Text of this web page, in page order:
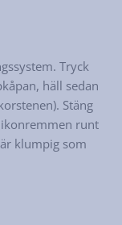
Tryck
häll sedan
Stäng
runt
klumpig som